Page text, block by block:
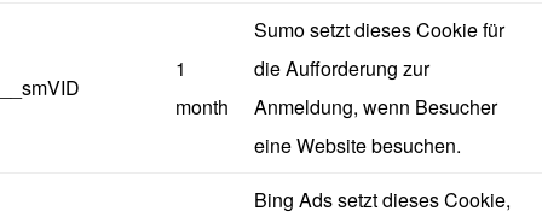
__smVID
1
month
Sumo setzt dieses Cookie für
die Aufforderung zur
Anmeldung, wenn Besucher
eine Website besuchen.
Bing Ads setzt dieses Cookie,